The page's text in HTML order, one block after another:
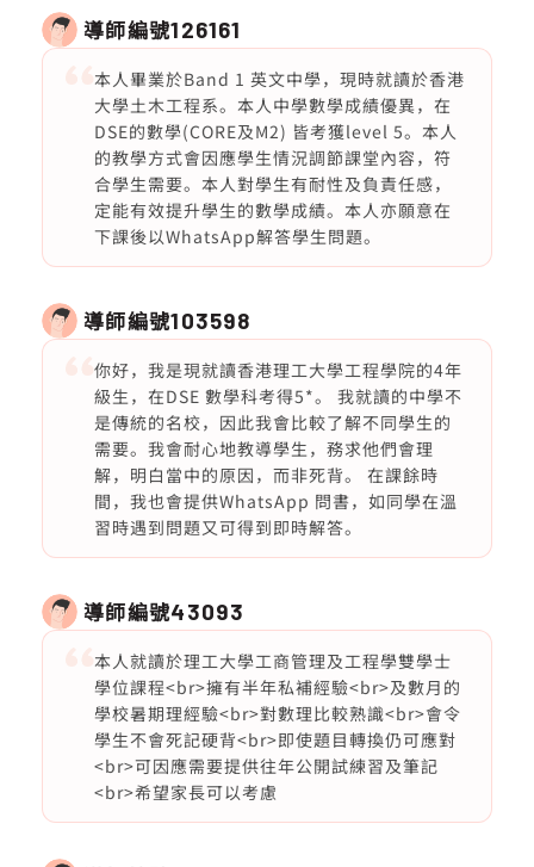
導師編號126161
本人畢業於Band 1 英文中學，現時就讀於香港
大學土木工程系。本人中學數學成績優異，在
DSE的數學(CORE及M2) 皆考獲level 5。本人
的教學方式會因應學生情況調節課堂內容，符
合學生需要。本人對學生有耐性及負責任感，
定能有效提升學生的數學成績。本人亦願意在
下課後以WhatsApp解答學生問題。
導師編號103598
你好，我是現就讀香港理工大學工程學院的4年
級生，在DSE 數學科考得5*。 我就讀的中學不
是傳統的名校，因此我會比較了解不同學生的
需要。我會耐心地教導學生，務求他們會理
解，明白當中的原因，而非死背。 在課餘時
間，我也會提供WhatsApp 問書，如同學在溫
習時遇到問題又可得到即時解答。
導師編號43093
本人就讀於理工大學工商管理及工程學雙學士
學位課程<br>擁有半年私補經驗<br>及數月的
學校暑期理經驗<br>對數理比較熟識<br>會令
學生不會死記硬背<br>即使題目轉換仍可應對
<br>可因應需要提供往年公開試練習及筆記
<br>希望家長可以考慮